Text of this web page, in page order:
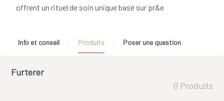
offrent un rituel de soin unique basé sur pr&e
Info et conseil Produits Poser une question
Furterer
0 Produits